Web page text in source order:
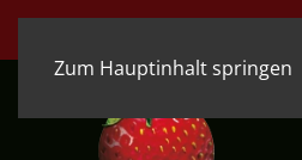
Zum Hauptinhalt springen